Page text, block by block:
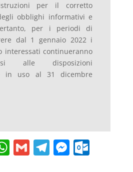
per il corretto
obblighi informativi e
per i periodi di
dal 1 gennaio 2022 i
interessati continueranno
alle disposizioni
in uso al 31 dicembre
W G T M O